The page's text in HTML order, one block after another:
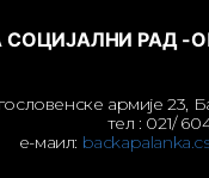
СОЦИЈАЛНИ РАД -
армије 23,
тел : 021/
е-маил: